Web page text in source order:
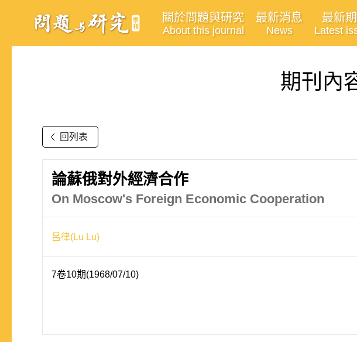
關於問題與研究
About this journal
最新消息
News
最新期
Latest
期刊內
回列表
論蘇俄對外經濟合作
On Moscow's Foreign Economic Cooperation
呂律(Lu Lu)
7卷10期(1968/07/10)